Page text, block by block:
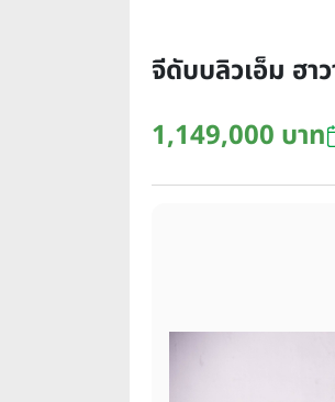
จีดับบลิวเอ็ม ฮา
1,149,000 บาท